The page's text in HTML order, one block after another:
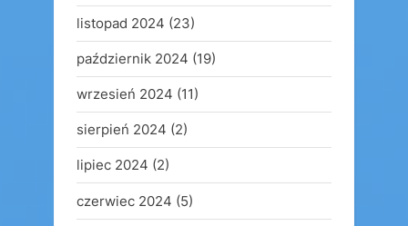
listopad 2024 (23)
październik 2024 (19)
wrzesień 2024 (11)
sierpień 2024 (2)
lipiec 2024 (2)
czerwiec 2024 (5)